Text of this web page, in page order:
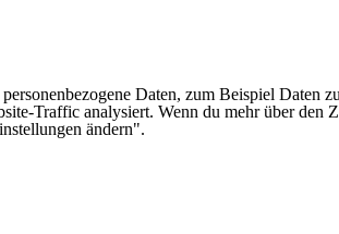
Daten, zum Beispiel
Traffic analysiert. Wenn du mehr über den
ändern".